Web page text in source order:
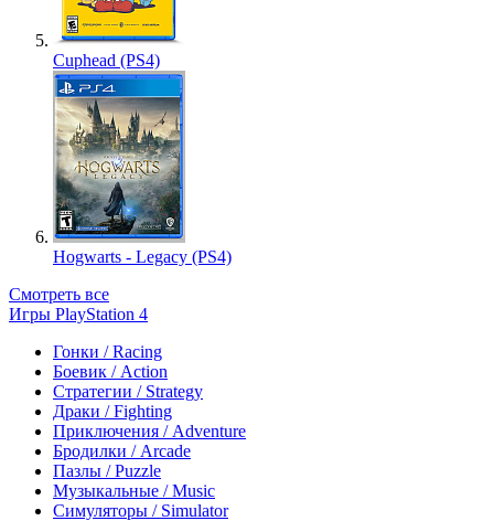
Cuphead (PS4)
Hogwarts - Legacy (PS4)
Смотреть все
Игры PlayStation 4
Гонки / Racing
Боевик / Action
Стратегии / Strategy
Драки / Fighting
Приключения / Adventure
Бродилки / Arcade
Пазлы / Puzzle
Музыкальные / Music
Симуляторы / Simulator